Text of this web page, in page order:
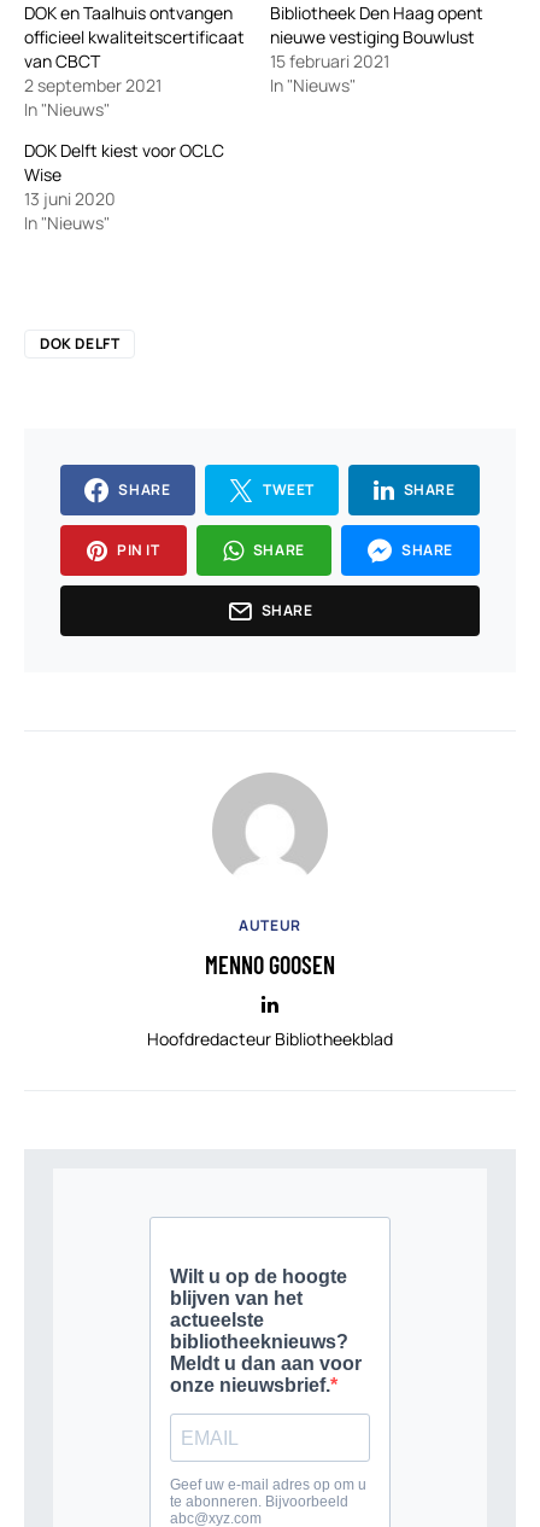
DOK en Taalhuis ontvangen
officieel kwaliteitscertificaat
van CBCT
2 september 2021
In "Nieuws"
Bibliotheek Den Haag opent
nieuwe vestiging Bouwlust
15 februari 2021
In "Nieuws"
DOK Delft kiest voor OCLC
Wise
13 juni 2020
In "Nieuws"
DOK DELFT
SHARE TWEET SHARE
PIN IT SHARE SHARE
SHARE
AUTEUR
MENNO GOOSEN
Hoofdredacteur Bibliotheekblad